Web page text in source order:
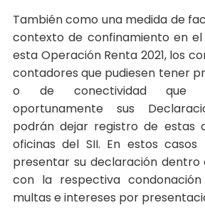
También como una medida de
contexto de confinamiento en
esta Operación Renta 2021, los
contadores que pudiesen tener
o de conectividad que
oportunamente sus
podrán dejar registro de estas
oficinas del SII. En estos casos
presentar su declaración dentro
con la respectiva
multas e intereses por